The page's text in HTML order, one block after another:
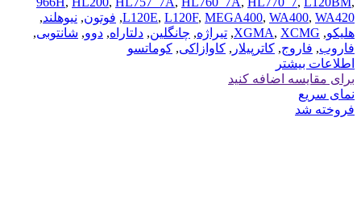
L120E, L120F, MEGA400, WA400, WA420
, فوتون, نیوهلند,
هلیکو,
XGMA, XCMG
, تیراژه, چانگلین, دلتاراه, دوو, شانتوبی,
فاروب, فاروج, کاترپیلار , کاوازاکی, کوماتسو
اطلاعات بیشتر
برای مقایسه اضافه کنید
نمای سریع
فروخته شد